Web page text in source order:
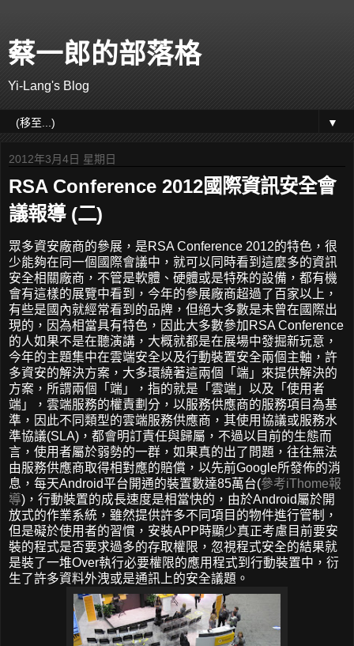
蔡一郎的部落格
Yi-Lang's Blog
▼
2012年3月4日 星期日
RSA Conference 2012國際資訊安全會
議報導 (二)
眾多資安廠商的參展，是RSA Conference 2012的特色，很
少能夠在同一個國際會議中，就可以同時看到這麼多的資訊
安全相關廠商，不管是軟體、硬體或是特殊的設備，都有機
會有這樣的展覽中看到，今年的參展廠商超過了百家以上，
有些是國內就經常看到的品牌，但絕大多數是未曾在國際出
現的，因為相當具有特色，因此大多數參加RSA Conference
的人如果不是在聽演講，大概就都是在展場中發掘新玩意，
今年的主題集中在雲端安全以及行動裝置安全兩個主軸，許
多資安的解決方案，大多環繞著這兩個「端」來提供解決的
方案，所謂兩個「端」，指的就是「雲端」以及「使用者
端」，雲端服務的權責劃分，以服務供應商的服務項目為基
準，因此不同類型的雲端服務供應商，其使用協議或服務水
準協議(SLA)，都會明訂責任與歸屬，不過以目前的生態而
言，使用者屬於弱勢的一群，如果真的出了問題，往往無法
由服務供應商取得相對應的賠償，以先前Google所發佈的消
息，每天Android平台開通的裝置數達85萬台(參考iThome報
導)，行動裝置的成長速度是相當快的，由於Android屬於開
放式的作業系統，雖然提供許多不同項目的物件進行管制，
但是礙於使用者的習慣，安裝APP時顯少真正考慮目前要安
裝的程式是否要求過多的存取權限，忽視程式安全的結果就
是裝了一堆Over執行必要權限的應用程式到行動裝置中，衍
生了許多資料外洩或是通訊上的安全議題。